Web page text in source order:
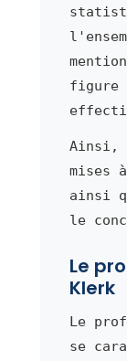
figure
Ainsi,
mises
ainsi
le
Le
Klerk
Le
se